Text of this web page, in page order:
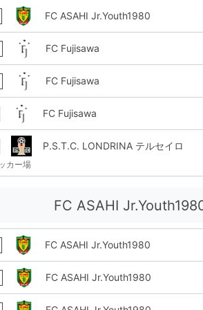
FC ASAHI Jr.Youth1980
FC Fujisawa
FC Fujisawa
FC Fujisawa
P.S.T.C. LONDRINA テルセイロ
カー場
FC ASAHI
FC ASAHI Jr.Youth1980
FC ASAHI Jr.Youth1980